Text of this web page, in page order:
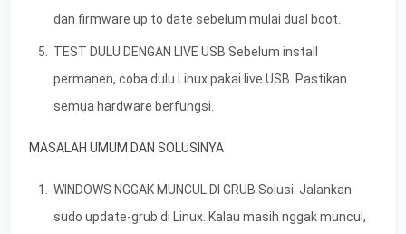
dan firmware up to date sebelum mulai dual boot.
TEST DULU DENGAN LIVE USB Sebelum install
permanen, coba dulu Linux pakai live USB. Pastikan
semua hardware berfungsi.
MASALAH UMUM DAN SOLUSINYA
WINDOWS NGGAK MUNCUL DI GRUB Solusi: Jalankan
sudo update-grub di Linux. Kalau masih nggak muncul,